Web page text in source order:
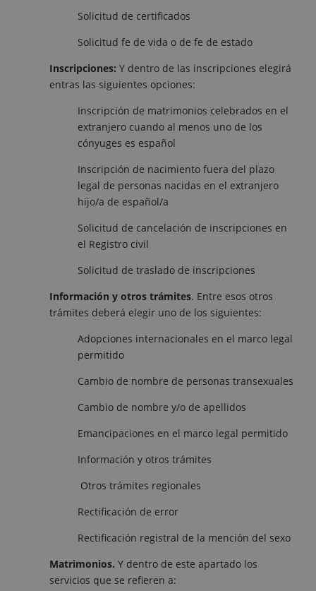
Solicitud de certificados
Solicitud fe de vida o de fe de estado
Inscripciones: Y dentro de las inscripciones elegirá
entras las siguientes opciones:
Inscripción de matrimonios celebrados en el
extranjero cuando al menos uno de los
cónyuges es español
Inscripción de nacimiento fuera del plazo
legal de personas nacidas en el extranjero
hijo/a de español/a
Solicitud de cancelación de inscripciones en
el Registro civil
Solicitud de traslado de inscripciones
Información y otros trámites. Entre esos otros
trámites deberá elegir uno de los siguientes:
Adopciones internacionales en el marco legal
permitido
Cambio de nombre de personas transexuales
Cambio de nombre y/o de apellidos
Emancipaciones en el marco legal permitido
Información y otros trámites
Otros trámites regionales
Rectificación de error
Rectificación registral de la mención del sexo
Matrimonios. Y dentro de este apartado los
servicios que se refieren a: